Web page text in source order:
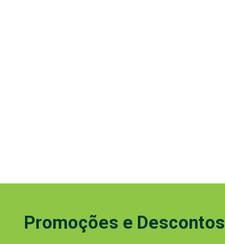
Promoções e Descontos